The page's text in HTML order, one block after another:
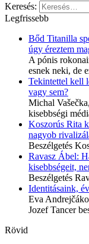
Keresés:
Legfrissebb
Bőd Titanilla
úgy éreztem
A pónis
esnek neki, de
Tekintettel kell
vagy sem?
Michal
kisebbségi
Koszorús Rita
nagyob
Beszélgetés
Ravasz Ábel:
kisebbségeit,
Beszélgetés
Identitásaink,
Eva
Jozef Tancer
Rövid